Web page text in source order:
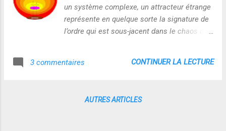
un système complexe, un attracteur étrange
représente en quelque sorte la signature de
l’ordre qui est sous-jacent dans le chaos dit
c’est-à-dire qu’il a la même structure quelle
singularité comme je l’ai suggéré ? Sur un
3 commentaires CONTINUER LA LECTURE
AUTRES ARTICLES